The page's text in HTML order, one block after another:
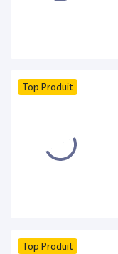
Top Produit
Top Produit